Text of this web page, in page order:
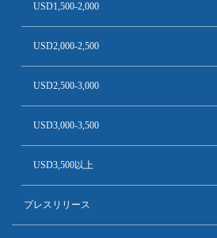
USD1,500-2,000
USD2,000-2,500
USD2,500-3,000
USD3,000-3,500
USD3,500以上
プレスリリース